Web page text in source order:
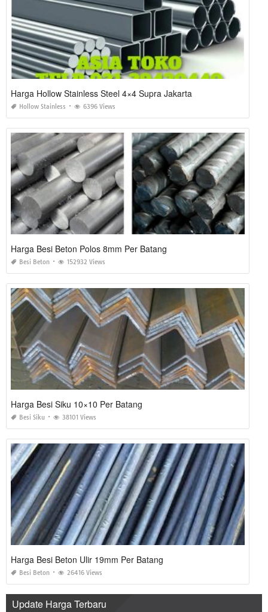
Harga Hollow Stainless Steel 4×4 Supra Jakarta
Hollow Stainless 6396 Views
Harga Besi Beton Polos 8mm Per Batang
Besi Beton 152932 Views
Harga Besi Siku 10×10 Per Batang
Besi Siku 38101 Views
Harga Besi Beton Ulir 19mm Per Batang
Besi Beton 26416 Views
Update Harga Terbaru